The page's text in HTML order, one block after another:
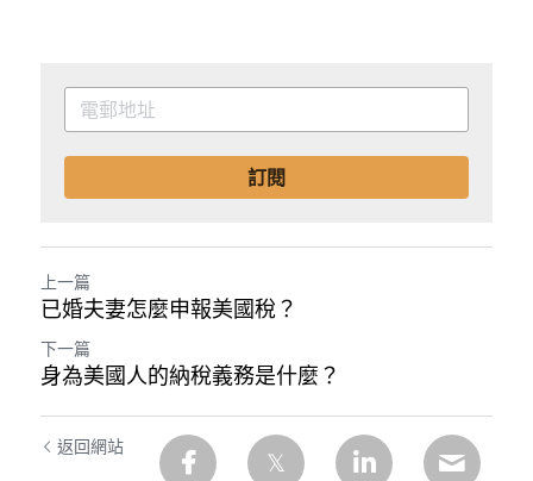
訂閱
上一篇
已婚夫妻怎麼申報美國稅？
下一篇
身為美國人的納稅義務是什麼？
返回網站